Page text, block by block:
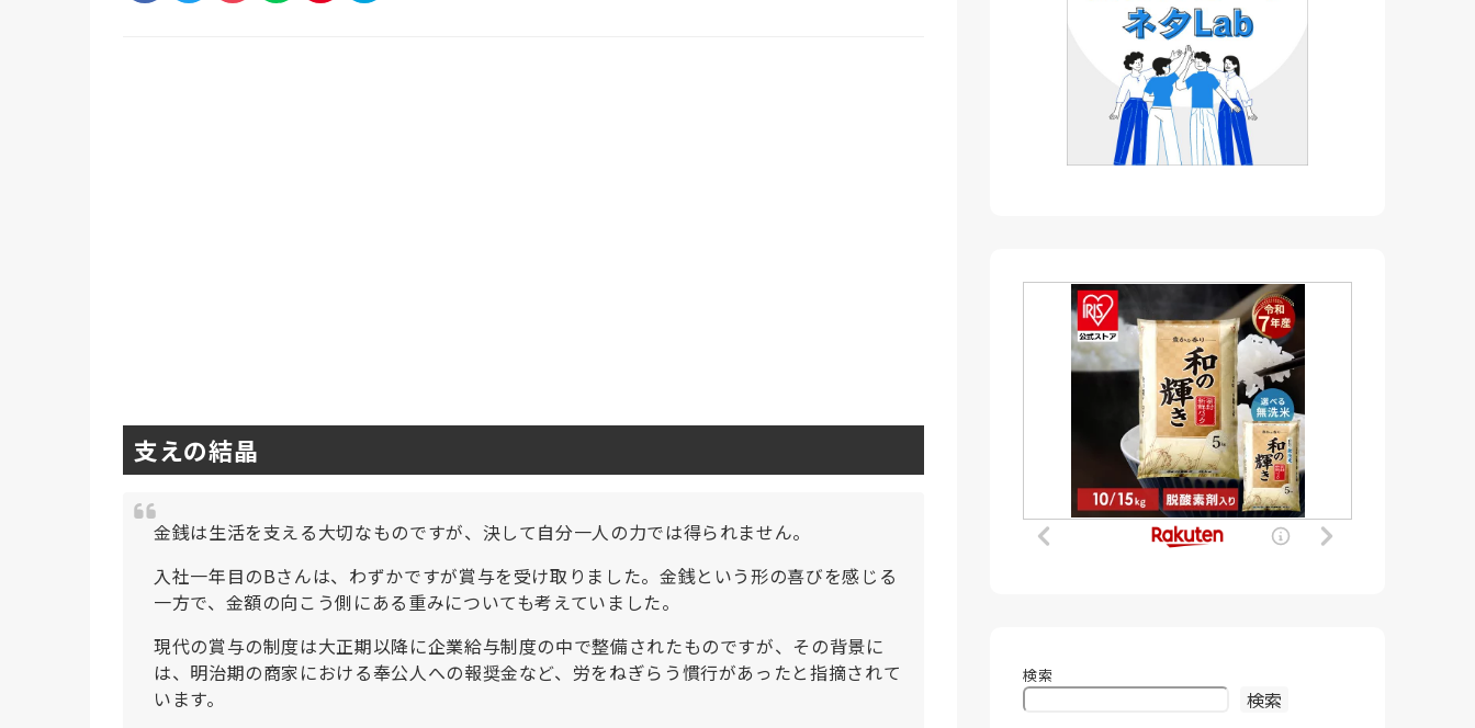
支えの結晶
金銭は生活を支える大切なものですが、決して自分一人の力では得られません。
入社一年目のBさんは、わずかですが賞与を受け取りました。金銭という形の喜びを感じる
一方で、金額の向こう側にある重みについても考えていました。
現代の賞与の制度は大正期以降に企業給与制度の中で整備されたものですが、その背景に
は、明治期の商家における奉公人への報奨金など、労をねぎらう慣行があったと指摘されて
います。
検索
検索